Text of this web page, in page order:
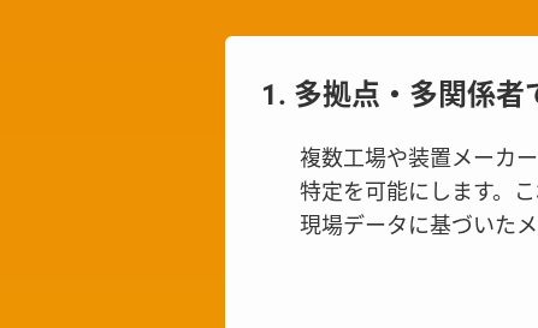
1. 多拠点・多関係者
複数工場や装置メーカ
特定を可能にします。
現場データに基づいた